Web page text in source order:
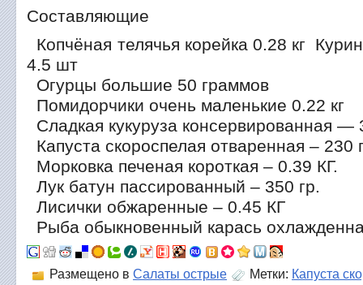
Составляющие
Копчёная телячья корейка 0.28 кг
4.5 шт
Огурцы большие 50 граммов
Помидорчики очень маленькие 0.22 кг
Сладкая кукуруза консервированная —
Капуста скороспелая отваренная – 230
Морковка печеная короткая – 0.39 КГ.
Лук батун пассированный – 350 гр.
Лисички обжаренные – 0.45 КГ
Рыба обыкновенный карась
Размещено в Салаты острые Метки: Капуста